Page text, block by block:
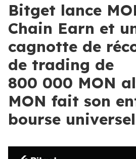
Bitget lance
Chain Earn et
cagnotte de
de trading de
800 000 MON
MON fait son
bourse